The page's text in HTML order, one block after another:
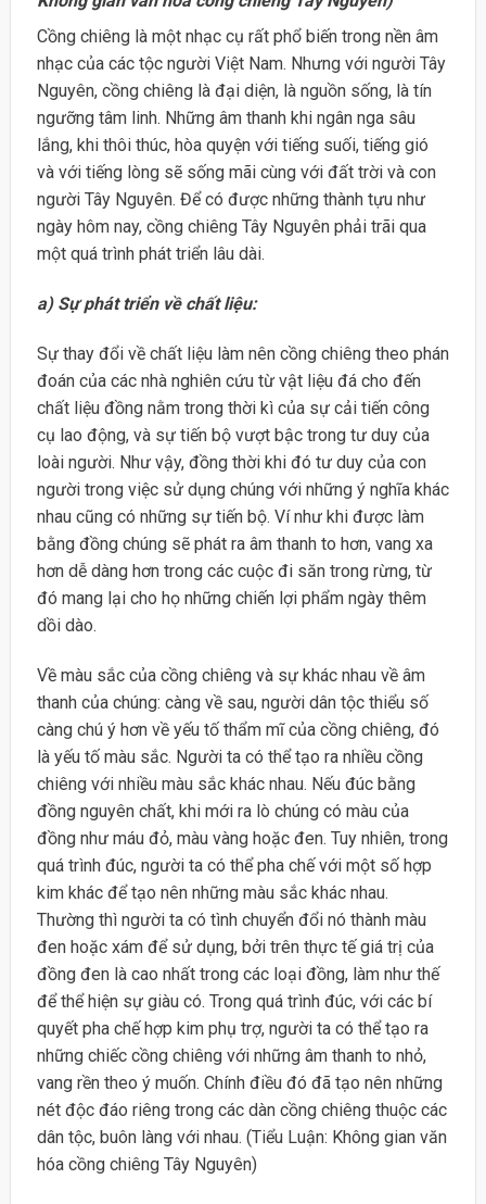
Cồng chiêng là một nhạc cụ rất phổ biến trong nền âm
nhạc của các tộc người Việt Nam. Nhưng với người Tây
Nguyên, cồng chiêng là đại diện, là nguồn sống, là tín
ngưỡng tâm linh. Những âm thanh khi ngân nga sâu
lắng, khi thôi thúc, hòa quyện với tiếng suối, tiếng gió
và với tiếng lòng sẽ sống mãi cùng với đất trời và con
người Tây Nguyên. Để có được những thành tựu như
ngày hôm nay, cồng chiêng Tây Nguyên phải trãi qua
một quá trình phát triển lâu dài.
a) Sự phát triển về chất liệu:
Sự thay đổi về chất liệu làm nên cồng chiêng theo phán
đoán của các nhà nghiên cứu từ vật liệu đá cho đến
chất liệu đồng nằm trong thời kì của sự cải tiến công
cụ lao động, và sự tiến bộ vượt bậc trong tư duy của
loài người. Như vậy, đồng thời khi đó tư duy của con
người trong việc sử dụng chúng với những ý nghĩa khác
nhau cũng có những sự tiến bộ. Ví như khi được làm
bằng đồng chúng sẽ phát ra âm thanh to hơn, vang xa
hơn dễ dàng hơn trong các cuộc đi săn trong rừng, từ
đó mang lại cho họ những chiến lợi phẩm ngày thêm
dồi dào.
Về màu sắc của cồng chiêng và sự khác nhau về âm
thanh của chúng: càng về sau, người dân tộc thiểu số
càng chú ý hơn về yếu tố thẩm mĩ của cồng chiêng, đó
là yếu tố màu sắc. Người ta có thể tạo ra nhiều cồng
chiêng với nhiều màu sắc khác nhau. Nếu đúc bằng
đồng nguyên chất, khi mới ra lò chúng có màu của
đồng như máu đỏ, màu vàng hoặc đen. Tuy nhiên, trong
quá trình đúc, người ta có thể pha chế với một số hợp
kim khác để tạo nên những màu sắc khác nhau.
Thường thì người ta có tình chuyển đổi nó thành màu
đen hoặc xám để sử dụng, bởi trên thực tế giá trị của
đồng đen là cao nhất trong các loại đồng, làm như thế
để thể hiện sự giàu có. Trong quá trình đúc, với các bí
quyết pha chế hợp kim phụ trợ, người ta có thể tạo ra
những chiếc cồng chiêng với những âm thanh to nhỏ,
vang rền theo ý muốn. Chính điều đó đã tạo nên những
nét độc đáo riêng trong các dàn cồng chiêng thuộc các
dân tộc, buôn làng với nhau. (Tiểu Luận: Không gian văn
hóa cồng chiêng Tây Nguyên)